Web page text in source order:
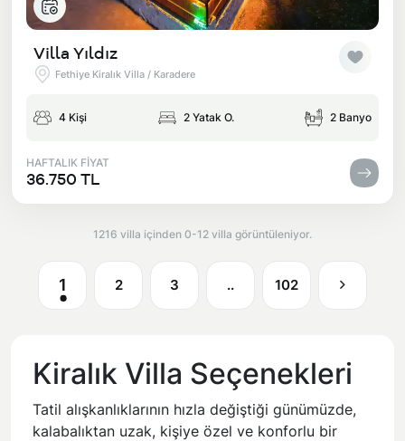
Villa Yıldız
Fethiye Kiralık Villa / Karadere
4 Kişi 2 Yatak O. 2 Banyo
HAFTALIK FİYAT
36.750 TL
1216 villa içinden 0-12 villa görüntüleniyor.
1 2 3 .. 102
Kiralık Villa Seçenekleri
Tatil alışkanlıklarının hızla değiştiği günümüzde,
kalabalıktan uzak, kişiye özel ve konforlu bir